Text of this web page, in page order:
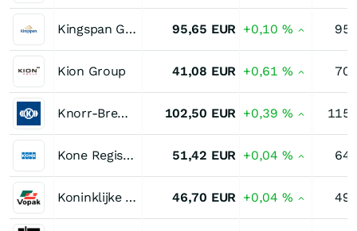
Kingspan Group 95,65 EUR +0,10 %
Kion Group 41,08 EUR +0,61 %
Knorr-Bremse 102,50 EUR +0,39 %
Kone Registered (B) 51,42 EUR +0,04 %
Koninklijke Vopak 46,70 EUR +0,04 %